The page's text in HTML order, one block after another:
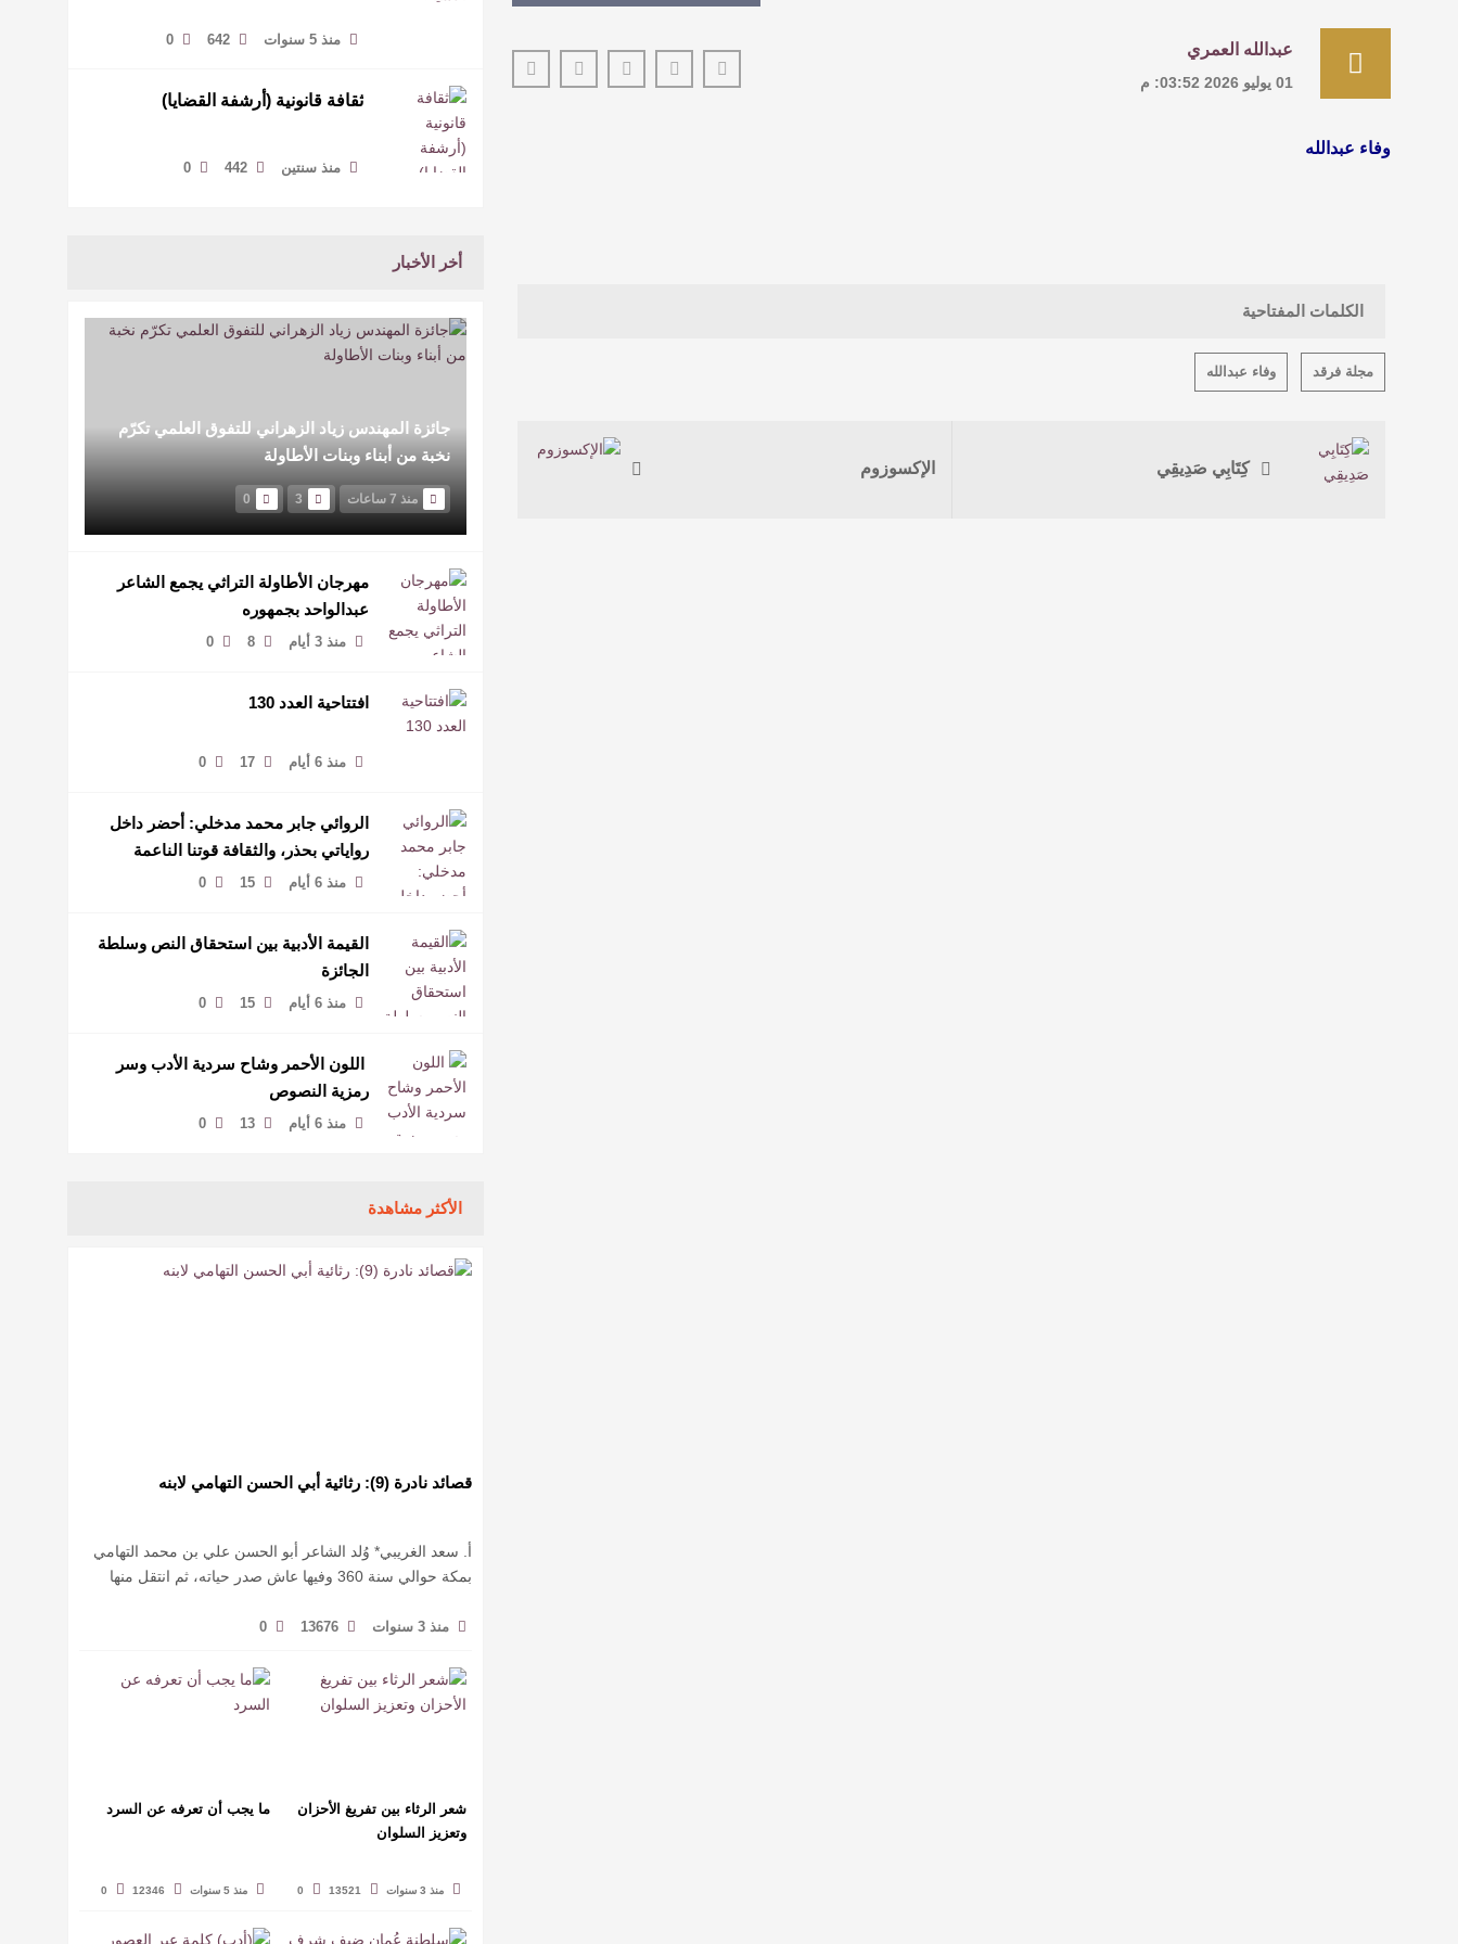
منذ 5 سنوات 642
0
ثقافة قانونية (أرشفة القضايا)
منذ سنتين 442
0
أخر الأخبار
جائزة المهندس زياد الزهراني للتفوق العلمي تكرّم
نخبة من أبناء وبنات الأطاولة
منذ 7 ساعات 3
0
مهرجان الأطاولة التراثي يجمع الشاعر
عبدالواحد بجمهوره
منذ 3 أيام 8
0
افتتاحية العدد 130
منذ 6 أيام 17
0
الروائي جابر محمد مدخلي: أحضر داخل
رواياتي بحذر، والثقافة قوتنا الناعمة
لمخاطبة العالم.
منذ 6 أيام 15
0
القيمة الأدبية بين استحقاق النص وسلطة
الجائزة
منذ 6 أيام 15
0
​ اللون الأحمر وشاح سردية الأدب وسر
رمزية النصوص
منذ 6 أيام 13
0
الأكثر مشاهدة
قصائد نادرة (9): رثائية أبي الحسن التهامي لابنه
أ. سعد الغريبي* وُلد الشاعر أبو الحسن علي بن محمد التهامي
بمكة حوالي سنة 360 وفيها عاش صدر حياته، ثم انتقل منها
منذ 3 سنوات 13676
0
شعر الرثاء بين تفريغ الأحزان
وتعزيز السلوان
منذ 3 سنوات 13521
0
ما يجب أن تعرفه عن السرد
منذ 5 سنوات 12346
0
عبدالله العمري
01 يوليو 2026 03:52: م
وفاء عبدالله
الكلمات المفتاحية
مجلة فرقد وفاء عبدالله
كِتَابِي صَدِيقِي الإكسوزوم